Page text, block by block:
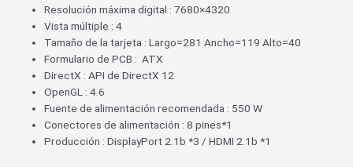
Resolución máxima digital : 7680×4320
Vista múltiple : 4
Tamaño de la tarjeta : Largo=281 Ancho=119 Alto=40
Formulario de PCB : ATX
DirectX : API de DirectX 12
OpenGL : 4.6
Fuente de alimentación recomendada : 550 W
Conectores de alimentación : 8 pines*1
Producción : DisplayPort 2.1b *3 / HDMI 2.1b *1